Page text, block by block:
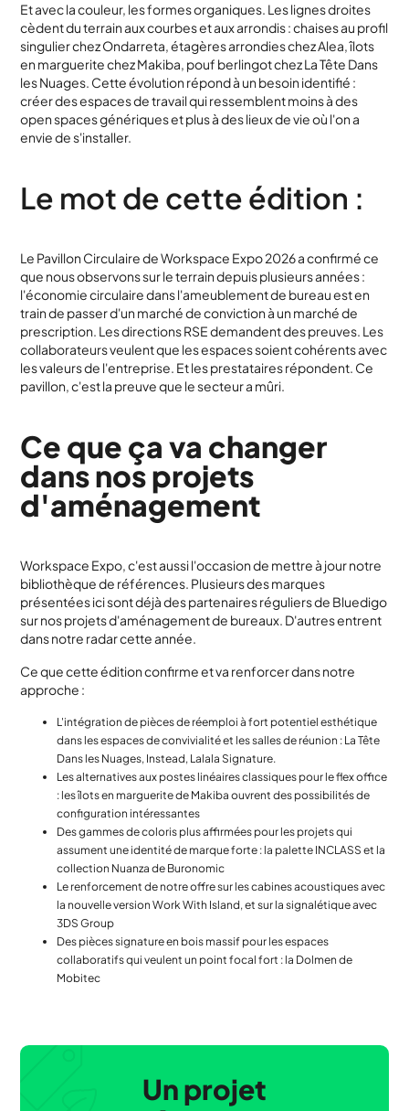
Et avec la couleur, les formes organiques. Les lignes droites
cèdent du terrain aux courbes et aux arrondis : chaises au profil
singulier chez Ondarreta, étagères arrondies chez Alea, îlots
en marguerite chez Makiba, pouf berlingot chez La Tête Dans
les Nuages. Cette évolution répond à un besoin identifié :
créer des espaces de travail qui ressemblent moins à des
open spaces génériques et plus à des lieux de vie où l'on a
envie de s'installer.
Le mot de cette édition :
Le Pavillon Circulaire de Workspace Expo 2026 a confirmé ce
que nous observons sur le terrain depuis plusieurs années :
l'économie circulaire dans l'ameublement de bureau est en
train de passer d'un marché de conviction à un marché de
prescription. Les directions RSE demandent des preuves. Les
collaborateurs veulent que les espaces soient cohérents avec
les valeurs de l'entreprise. Et les prestataires répondent. Ce
pavillon, c'est la preuve que le secteur a mûri.
Ce que ça va changer
dans nos projets
d'aménagement
Workspace Expo, c'est aussi l'occasion de mettre à jour notre
bibliothèque de références. Plusieurs des marques
présentées ici sont déjà des partenaires réguliers de Bluedigo
sur nos projets d'aménagement de bureaux. D'autres entrent
dans notre radar cette année.
Ce que cette édition confirme et va renforcer dans notre
approche :
L'intégration de pièces de réemploi à fort potentiel esthétique
dans les espaces de convivialité et les salles de réunion : La Tête
Dans les Nuages, Instead, Lalala Signature.
Les alternatives aux postes linéaires classiques pour le flex office
: les îlots en marguerite de Makiba ouvrent des possibilités de
configuration intéressantes
Des gammes de coloris plus affirmées pour les projets qui
assument une identité de marque forte : la palette INCLASS et la
collection Nuanza de Buronomic
Le renforcement de notre offre sur les cabines acoustiques avec
la nouvelle version Work With Island, et sur la signalétique avec
3DS Group
Des pièces signature en bois massif pour les espaces
collaboratifs qui veulent un point focal fort : la Dolmen de
Mobitec
Un projet